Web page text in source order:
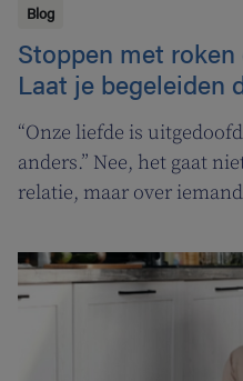
Blog
Stoppen met
Laat je begeleiden
“Onze liefde is
anders.” Nee, het gaat
relatie, maar over
Vlaamse overheid pakt
campagne om